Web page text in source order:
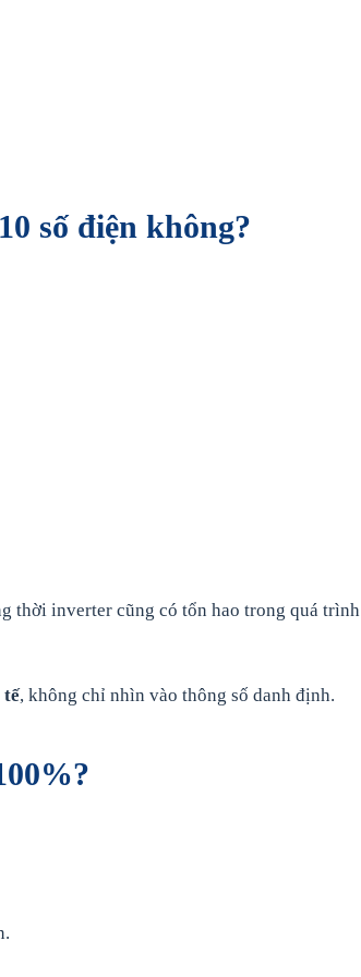
số điện không?
thời inverter cũng có tổn hao trong quá trình
tế, không chỉ nhìn vào thông số danh định.